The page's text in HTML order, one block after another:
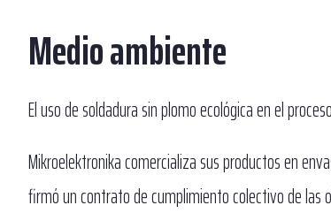
Medio ambiente
El uso de soldadura sin plomo ecológica en el
Mikroelektronika comercializa sus productos en
firmó un contrato de cumplimiento colectivo de las